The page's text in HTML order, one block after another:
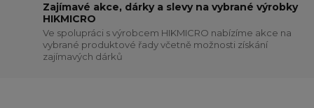
Zajímavé akce, dárky a slevy na vybrané výrobky
HIKMICRO
Ve spolupráci s výrobcem HIKMICRO nabízíme akce na
vybrané produktové řady včetně možnosti získání
zajímavých dárků